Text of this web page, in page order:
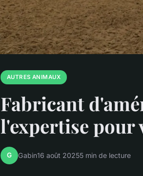
AUTRES ANIMAUX
Fabricant
l'expertise pour
G Gabin16 août 20255 min de lecture